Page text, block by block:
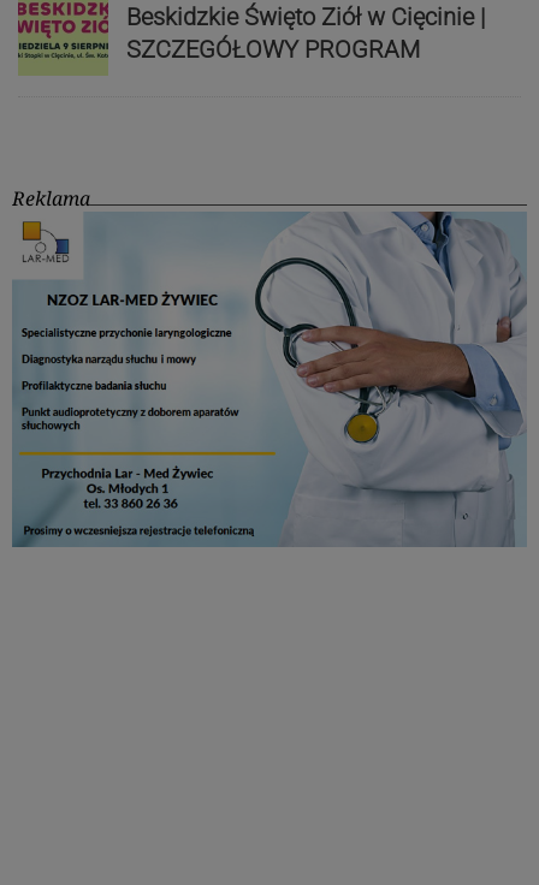
Beskidzkie Święto Ziół w Cięcinie |
SZCZEGÓŁOWY PROGRAM
Reklama